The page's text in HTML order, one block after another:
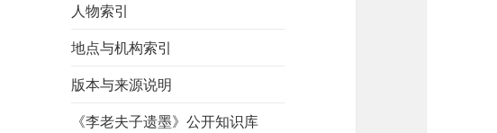
人物索引
地点与机构索引
版本与来源说明
《李老夫子遗墨》公开知识库